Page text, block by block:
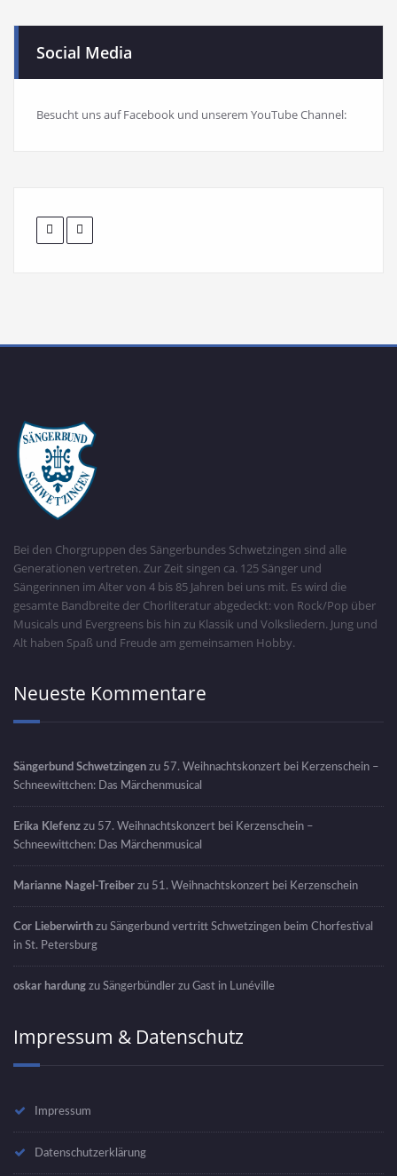
Social Media
Besucht uns auf Facebook und unserem YouTube Channel:
Bei den Chorgruppen des Sängerbundes Schwetzingen sind alle
Generationen vertreten. Zur Zeit singen ca. 125 Sänger und
Sängerinnen im Alter von 4 bis 85 Jahren bei uns mit. Es wird die
gesamte Bandbreite der Chorliteratur abgedeckt: von Rock/Pop über
Musicals und Evergreens bis hin zu Klassik und Volksliedern. Jung und
Alt haben Spaß und Freude am gemeinsamen Hobby.
Neueste Kommentare
Sängerbund Schwetzingen zu 57. Weihnachtskonzert bei Kerzenschein –
Schneewittchen: Das Märchenmusical
Erika Klefenz zu 57. Weihnachtskonzert bei Kerzenschein –
Schneewittchen: Das Märchenmusical
Marianne Nagel-Treiber zu 51. Weihnachtskonzert bei Kerzenschein
Cor Lieberwirth zu Sängerbund vertritt Schwetzingen beim Chorfestival
in St. Petersburg
oskar hardung zu Sängerbündler zu Gast in Lunéville
Impressum & Datenschutz
Impressum
Datenschutzerklärung